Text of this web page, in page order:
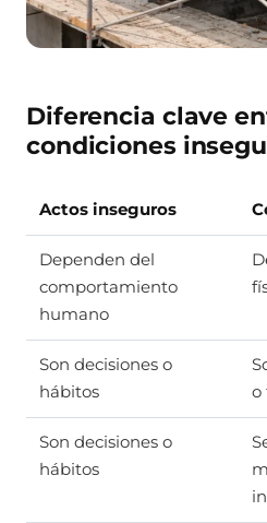
Diferencia clave
condiciones
Actos inseguros
Dependen del
comportamiento
humano
Son decisiones o
hábitos
o
Son decisiones o
hábitos